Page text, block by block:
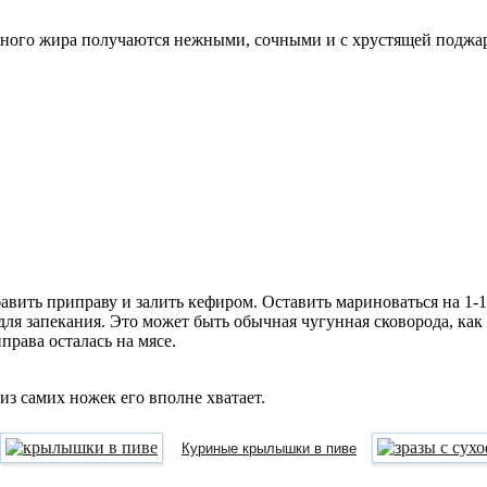
жира получаются нежными, сочными и с хрустящей
приправу и залить кефиром. Оставить мариноваться на 1-
запекания. Это может быть обычная чугунная сковорода, как
осталась на мясе.
самих ножек его вполне хватает.
Куриные крылышки в пиве